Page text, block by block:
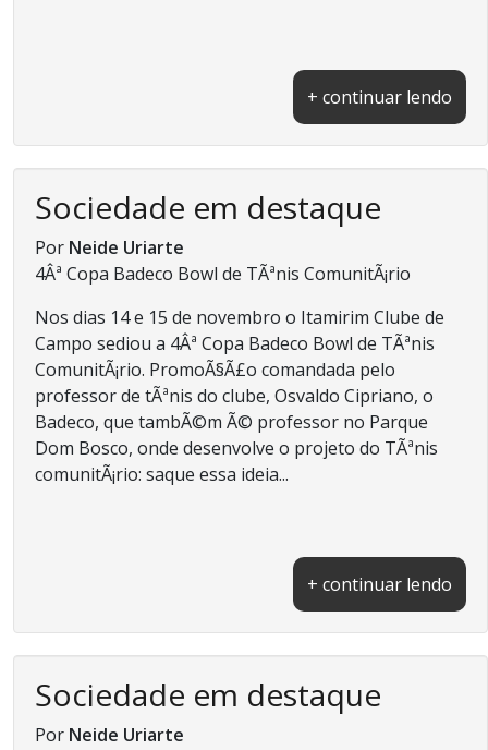
+ continuar lendo
Sociedade em destaque
Por Neide Uriarte
4Âª Copa Badeco Bowl de TÃªnis ComunitÃ¡rio
Nos dias 14 e 15 de novembro o Itamirim Clube de
Campo sediou a 4Âª Copa Badeco Bowl de TÃªnis
ComunitÃ¡rio. PromoÃ§Ã£o comandada pelo
professor de tÃªnis do clube, Osvaldo Cipriano, o
Badeco, que tambÃ©m Ã© professor no Parque
Dom Bosco, onde desenvolve o projeto do TÃªnis
comunitÃ¡rio: saque essa ideia...
+ continuar lendo
Sociedade em destaque
Por Neide Uriarte